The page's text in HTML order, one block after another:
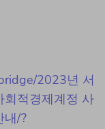
2023년 서
회적경제계정 사
내/?